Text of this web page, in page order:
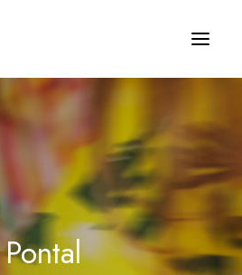
Pontal